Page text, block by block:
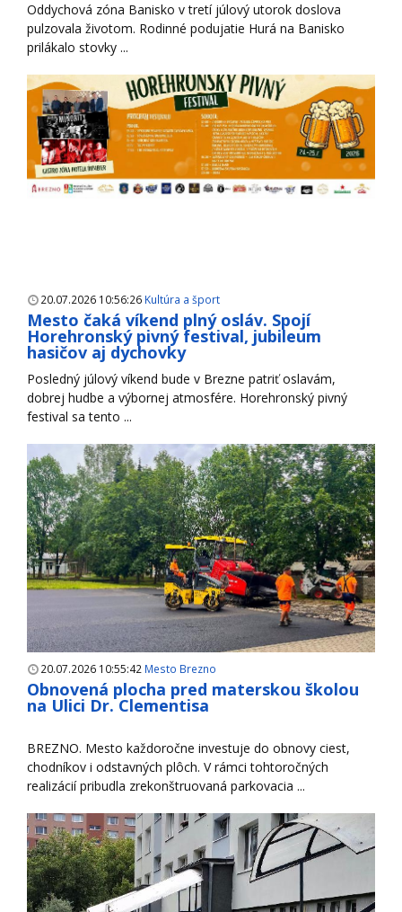
Oddychová zóna Banisko v tretí júlový utorok doslova
pulzovala životom. Rodinné podujatie Hurá na Banisko
prilákalo stovky ...
20.07.2026 10:56:26 Kultúra a šport
Mesto čaká víkend plný osláv. Spojí
Horehronský pivný festival, jubileum
hasičov aj dychovky
Posledný júlový víkend bude v Brezne patriť oslavám,
dobrej hudbe a výbornej atmosfére. Horehronský pivný
festival sa tento ...
20.07.2026 10:55:42 Mesto Brezno
Obnovená plocha pred materskou školou
na Ulici Dr. Clementisa
BREZNO. Mesto každoročne investuje do obnovy ciest,
chodníkov i odstavných plôch. V rámci tohtoročných
realizácií pribudla zrekonštruovaná parkovacia ...